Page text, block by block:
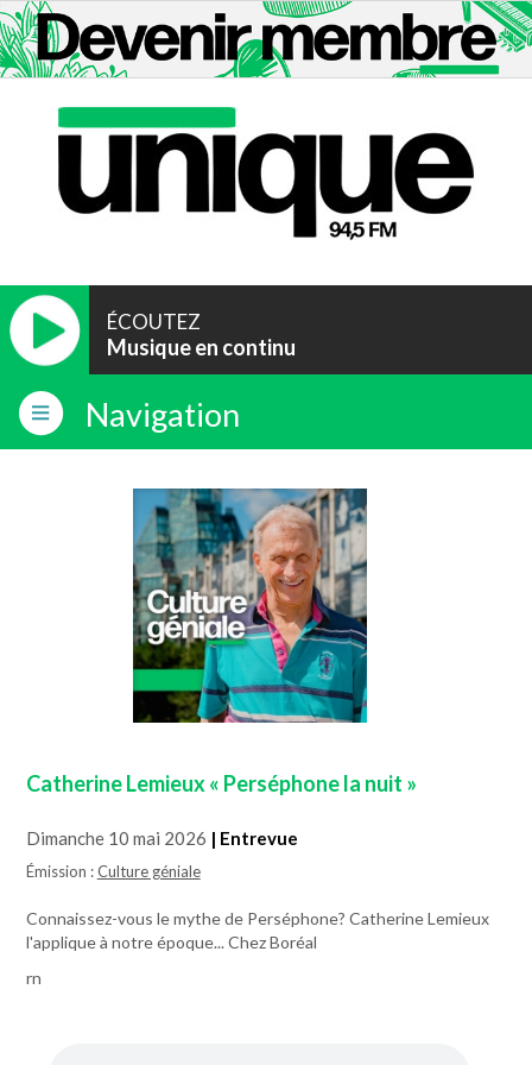
ÉCOUTEZ
Musique en continu
Navigation
Catherine Lemieux « Perséphone la nuit »
Dimanche 10 mai 2026 | Entrevue
Émission :Culture géniale
Connaissez-vous le mythe de Perséphone? Catherine Lemieux
l'applique à notre époque... Chez Boréal
rn